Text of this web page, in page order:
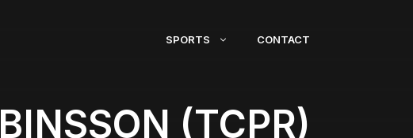
SPORTS CONTACT
(TCPR)